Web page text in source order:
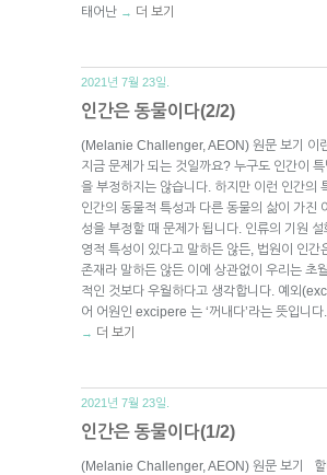
태어난 → 더 보기
2021년 7월 23일.
인간은 동물이다(2/2)
(Melanie Challenger, AEON) 원문 보기 이
지금 문제가 되는 것일까요? 누구도 인간이
을 부정하지는 않습니다. 하지만 이런 인간의
인간의 동물적 특성과 다른 동물의 삶이 가진
성을 부정할 때 문제가 됩니다. 인류의 기원 설
영적 특성이 있다고 말하든 않든, 법원이 인간
존재라 말하든 않든 이에 상관없이 우리는 초
적인 것보다 우월하다고 생각합니다. 예외
어 어원인 excipere 는 ‘꺼내다’라는 뜻입니
→ 더 보기
2021년 7월 23일.
인간은 동물이다(1/2)
(Melanie Challenger, AEON) 원문 보기 할